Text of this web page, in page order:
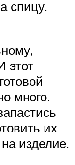
спицу.
этот
много.
их
изделие.